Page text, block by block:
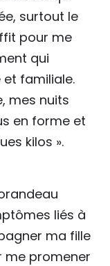
surtout le
pour me
qui
familiale.
mes nuits
en forme et
kilos ».
liés à
ma fille
me promener